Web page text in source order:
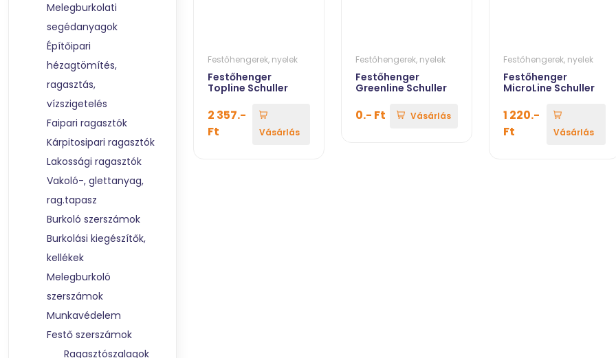
Festőhengerek, nyelek
Festőhenger
Topline Schuller
2 357.-
Ft
Vásárlás
Festőhengerek, nyelek
Festőhenger
Greenline Schuller
0.- Ft Vásárlás
Festőhengerek, nyelek
Festőhenger
MicroLine Schuller
1 220.-
Ft
Vásárlás
Melegburkolati
segédanyagok
Építőipari
hézagtömítés,
ragasztás,
vízszigetelés
Faipari ragasztók
Kárpitosipari ragasztók
Lakossági ragasztók
Vakoló-, glettanyag,
rag.tapasz
Burkoló szerszámok
Burkolási kiegészítők,
kellékek
Melegburkoló
szerszámok
Munkavédelem
Festő szerszámok
Ragasztószalagok